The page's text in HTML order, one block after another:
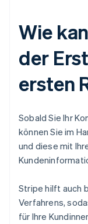
Wie
der
ersten
Sobald Sie Ihr
können Sie im
und diese mit
Stripe hilft auch
Verfahrens,
für Ihre